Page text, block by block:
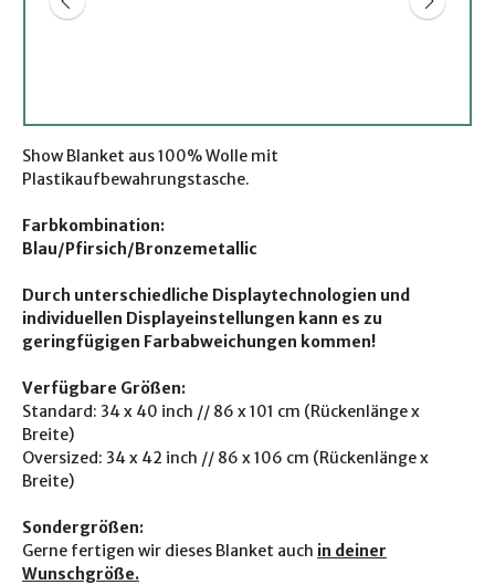
Show Blanket aus 100% Wolle mit
Plastikaufbewahrungstasche.
Farbkombination:
Blau/Pfirsich/Bronzemetallic
Durch unterschiedliche Displaytechnologien und
individuellen Displayeinstellungen kann es zu
geringfügigen Farbabweichungen kommen!
Verfügbare Größen:
Standard: 34 x 40 inch // 86 x 101 cm (Rückenlänge x
Breite)
Oversized: 34 x 42 inch // 86 x 106 cm (Rückenlänge x
Breite)
Sondergrößen:
Gerne fertigen wir dieses Blanket auch in deiner
Wunschgröße.